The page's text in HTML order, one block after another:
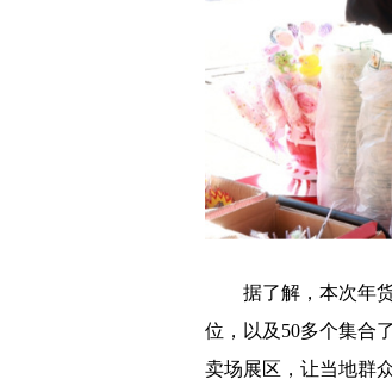
据了解，本次年货
位，以及50多个集合
卖场展区，让当地群